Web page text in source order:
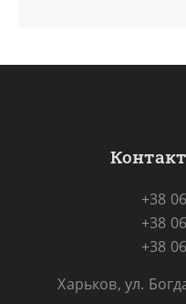
+38
+38
+38
Харьков, ул.